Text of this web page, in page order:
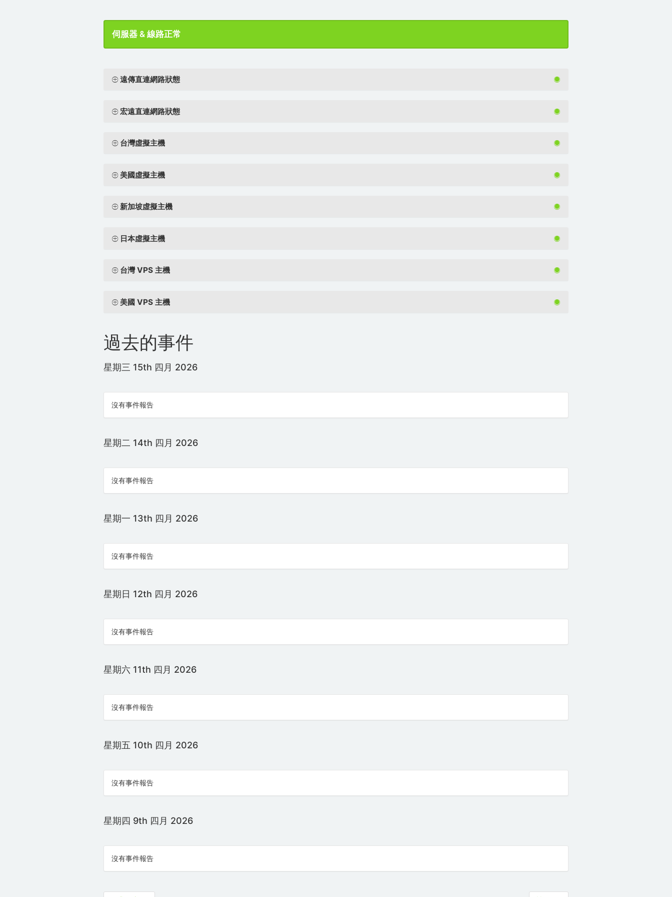
伺服器 & 線路正常
遠傳直連網路狀態
宏遠直連網路狀態
台灣虛擬主機
美國虛擬主機
新加坡虛擬主機
日本虛擬主機
台灣 VPS 主機
美國 VPS 主機
過去的事件
星期三 15th 四月 2026
沒有事件報告
星期二 14th 四月 2026
沒有事件報告
星期一 13th 四月 2026
沒有事件報告
星期日 12th 四月 2026
沒有事件報告
星期六 11th 四月 2026
沒有事件報告
星期五 10th 四月 2026
沒有事件報告
星期四 9th 四月 2026
沒有事件報告